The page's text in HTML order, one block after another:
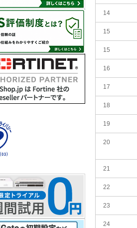
14
15
15
16
17
18
19
20
21
22
23
24